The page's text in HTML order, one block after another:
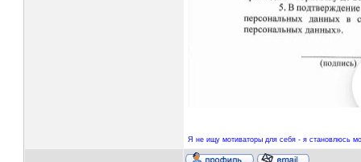
Я не ищу мотиваторы для себя - я становлюсь